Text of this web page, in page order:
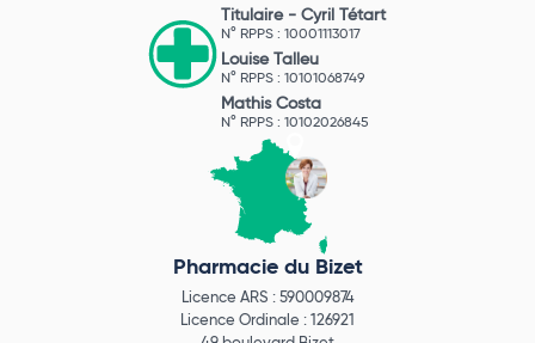
Titulaire - Cyril Tétart
N° RPPS : 10001113017
Louise Talleu
N° RPPS : 10101068749
Mathis Costa
N° RPPS : 10102026845
Pharmacie du Bizet
Licence ARS : 590009874
Licence Ordinale : 126921